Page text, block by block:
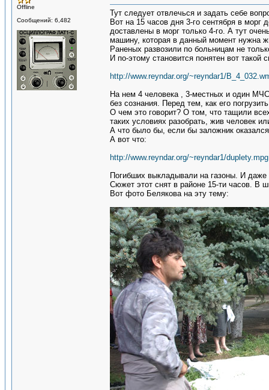
Offline
Сообщений: 6,482
Тут следует отвлечься и задать себе
Вот на 15 часов дня 3-го сентября в
доставлены в морг только 4-го. А тут
машину, которая в данный момент нужна
Раненых развозили по больницам не
И по-этому становится понятен вот такой
http://www.reyndar.org/~reyndar1/
На нем 4 человека , 3-местных и один
без сознания. Перед тем, как его
О чем это говорит? О том, что тащили
таких условиях разобрать, жив человек
А что было бы, если бы заложник
А вот что:
http://www.reyndar.org/~reyndar1/duplety.mpg
Погибших выкладывали на газоны. И
Сюжет этот снят в районе 15-ти часов. В
Вот фото Белякова на эту тему: